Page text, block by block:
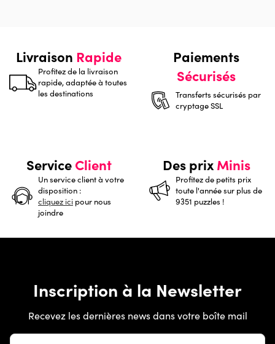
Livraison Rapide
Profitez de la livraison
rapide, adaptée à toutes
les destinations
Paiements
Sécurisés
Transferts sécurisés par
cryptage SSL
ServiceClient
Un service client à votre
disposition :
cliquez ici pour nous
joindre
Des prixMinis
Profitez de petits prix
toute l'année sur plus de
9351 puzzles !
Inscription à la Newsletter
Recevez les dernières news dans votre boîte mail